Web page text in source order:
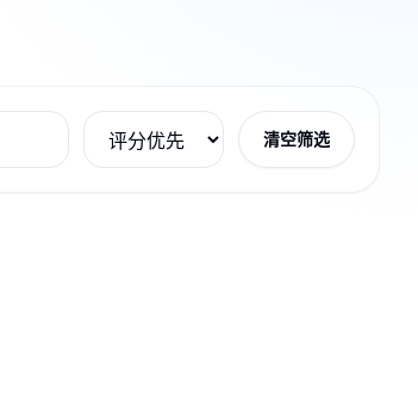
清空筛选